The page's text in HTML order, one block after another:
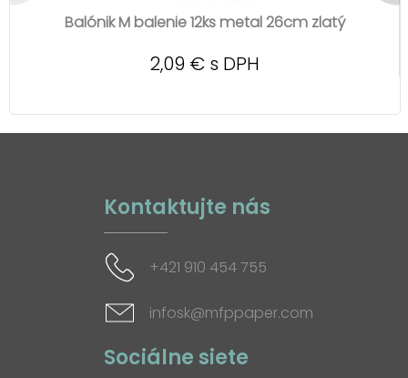
Balónik M balenie 12ks metal 26cm zlatý
2,09 € s DPH
Kontaktujte nás
+421 910 454 755
infosk@mfppaper.com
Sociálne siete